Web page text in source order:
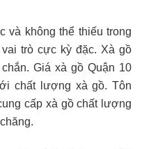
và không thể thiếu trong
trò cực kỳ đặc. Xà gồ
Giá xà gồ Quận 10
chất lượng xà gồ. Tôn
cấp xà gồ chất lượng